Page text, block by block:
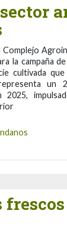
Complejo
la campaña
cultivada
un
2025,